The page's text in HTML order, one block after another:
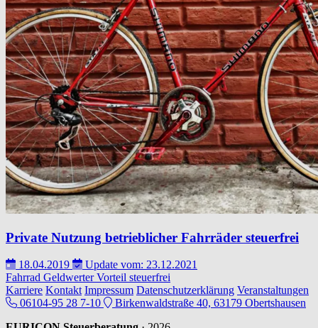
Private Nutzung betrieblicher Fahrräder steuerfrei
18.04.2019
Update vom: 23.12.2021
Fahrrad Geldwerter Vorteil steuerfrei
Karriere Kontakt Impressum Datenschutzerklärung Veranstaltungen
06104-95 28 7-10
Birkenwaldstraße 40, 63179 Obertshausen